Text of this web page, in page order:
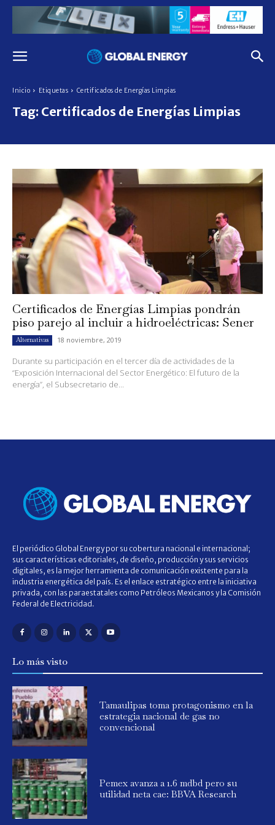
Inicio Etiquetas Certificados de Energías Limpias
Tag: Certificados de Energías Limpias
Certificados de Energías Limpias pondrán
piso parejo al incluir a hidroeléctricas: Sener
Alternativas 18 noviembre, 2019
Durante su participación en el tercer día de actividades de la
“Exposición Internacional del Sector Energético: El futuro de la
energía”, el Subsecretario de...
El periódico Global Energy por su cobertura nacional e internacional;
sus características editoriales, de diseño, producción y sus servicios
digitales, es la mejor herramienta de comunicación existente para la
industria energética del país. Es el enlace estratégico entre la iniciativa
privada, con las paraestatales como Petróleos Mexicanos y la Comisión
Federal de Electricidad.
Lo más visto
Tamaulipas toma protagonismo en la
estrategia nacional de gas no
convencional
Pemex avanza a 1.6 mdbd pero su
utilidad neta cae: BBVA Research